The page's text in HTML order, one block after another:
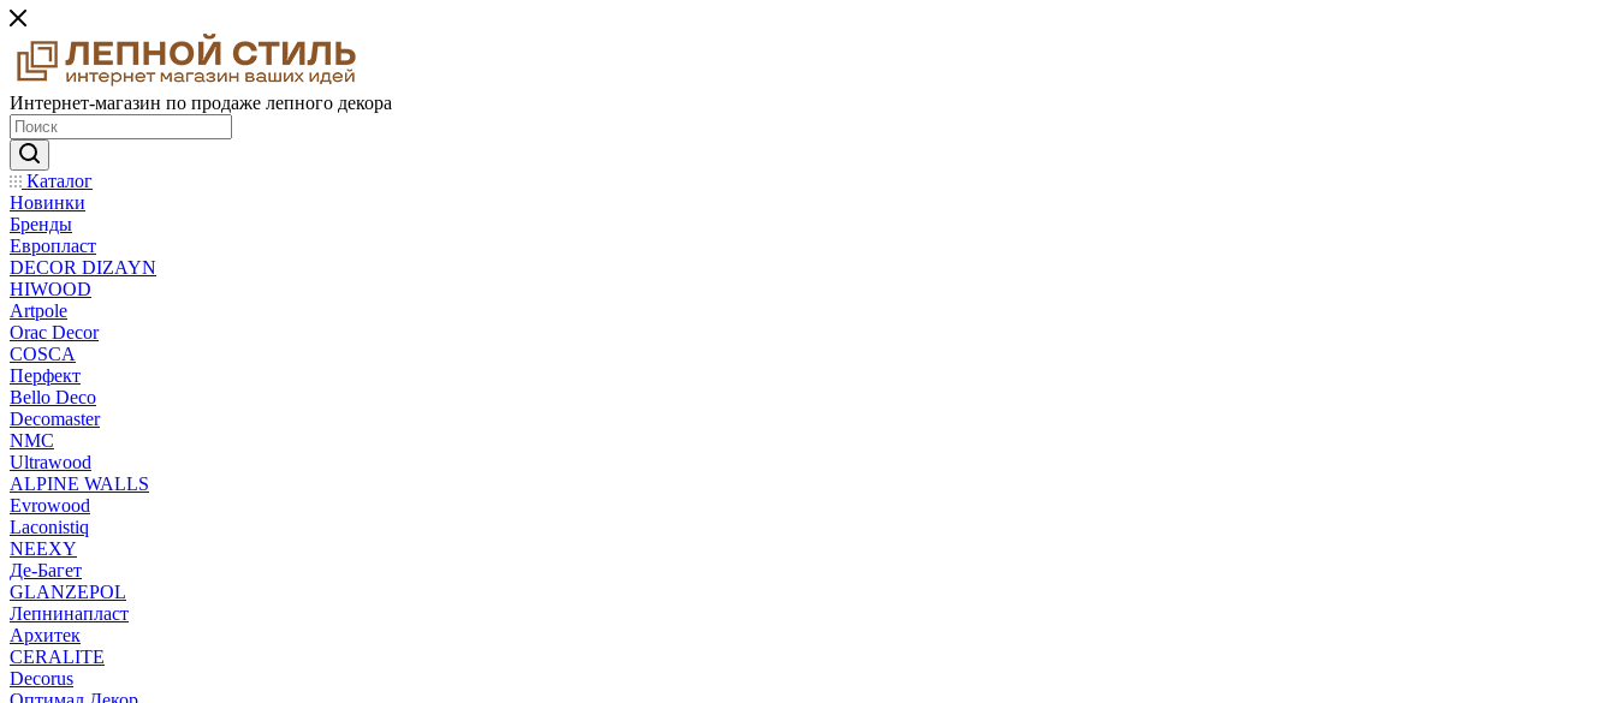
Интернет-магазин по продаже лепного декора
Каталог
Новинки
Бренды
Европласт
DECOR DIZAYN
HIWOOD
Artpole
Orac Decor
COSCA
Перфект
Bello Deco
Decomaster
NMС
Ultrawood
ALPINE WALLS
Evrowood
Laconistiq
NEEXY
Де-Багет
GLANZEPOL
Лепнинапласт
Архитек
CERALITE
Decorus